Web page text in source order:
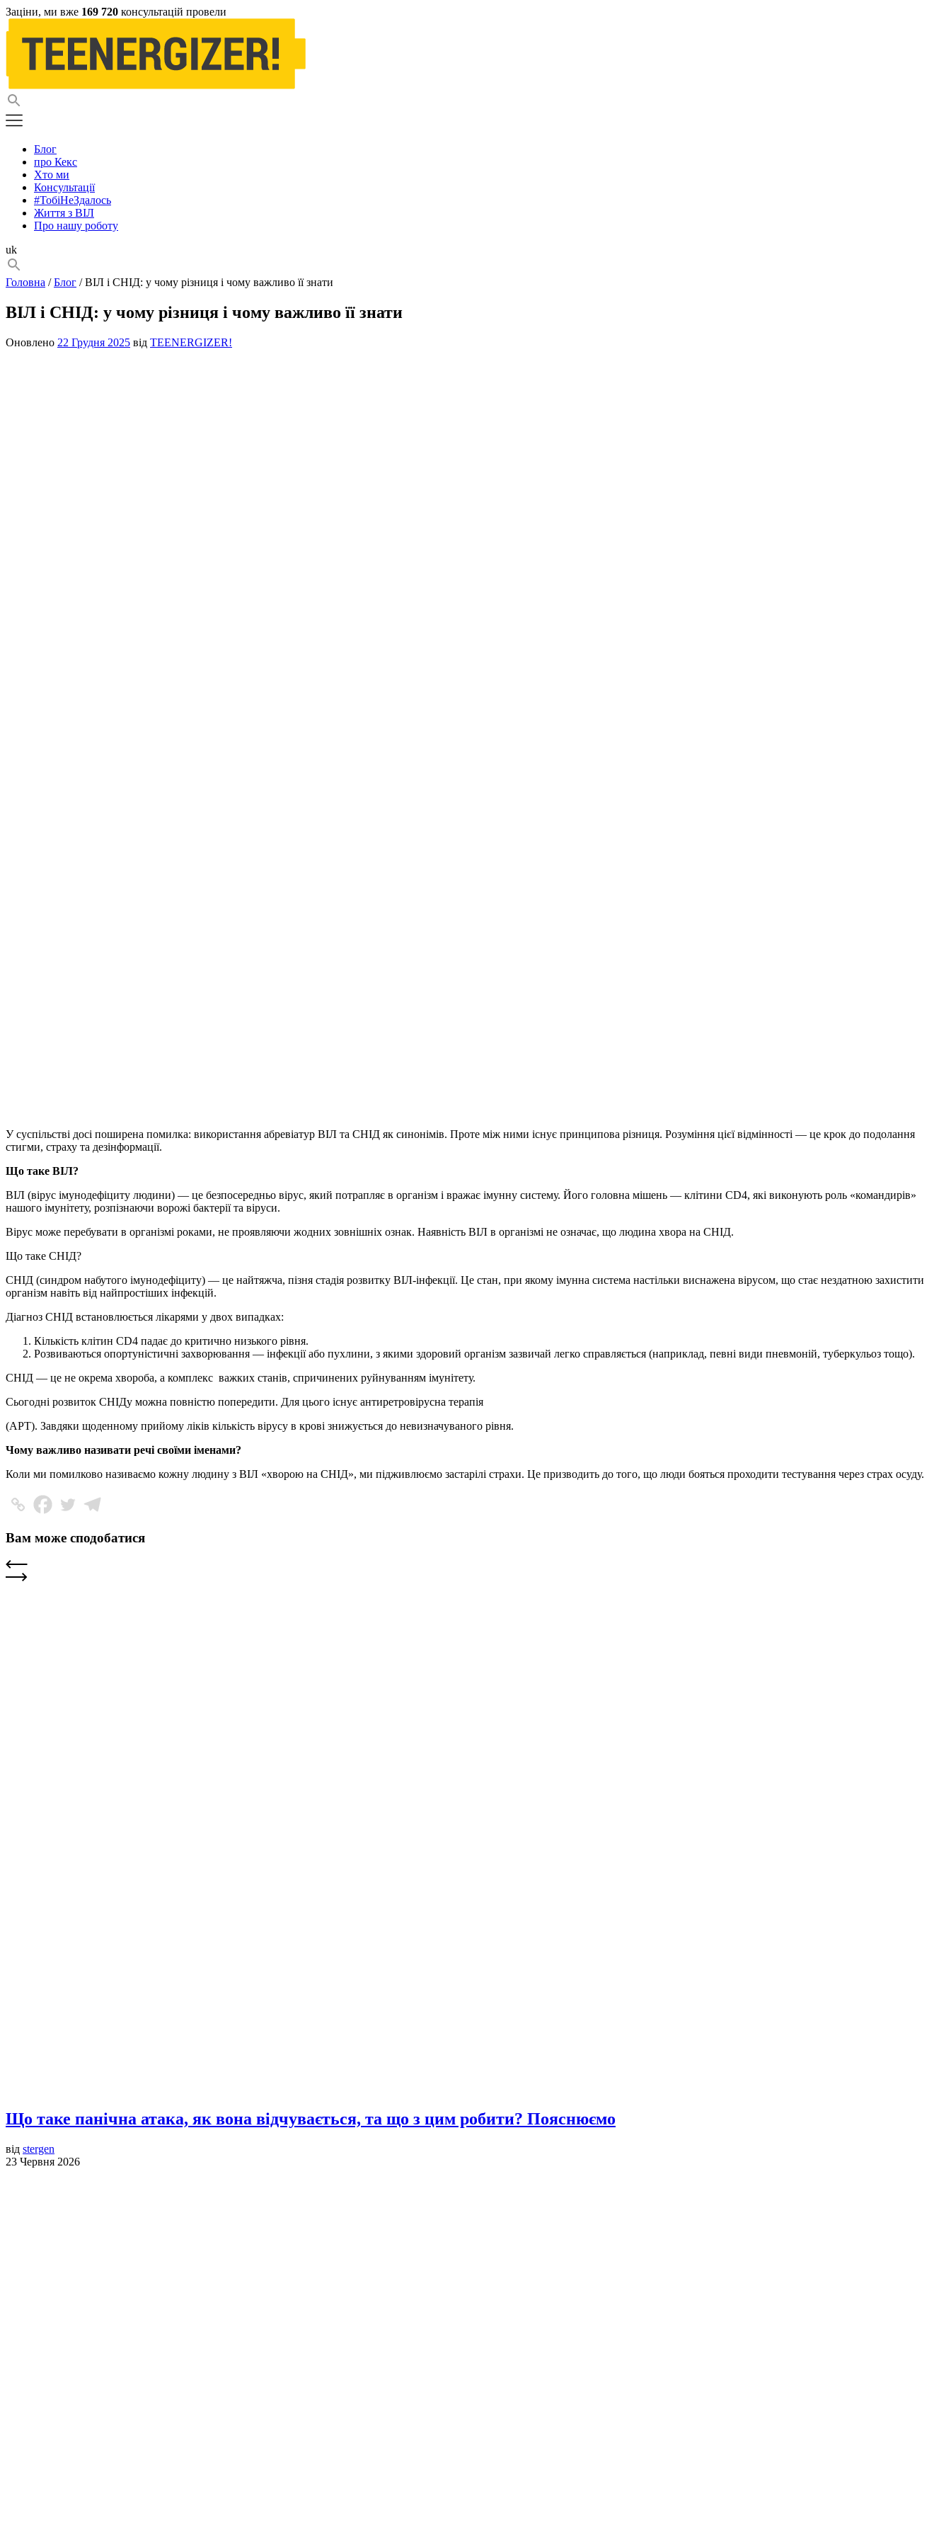
Заціни, ми вже 169 720 консультацій провели
Блог
про Кекс
Хто ми
Консультації
#ТобіНеЗдалось
Життя з ВІЛ
Про нашу роботу
uk
Головна /Блог / ВІЛ і СНІД: у чому різниця і чому важливо її знати
ВІЛ і СНІД: у чому різниця і чому важливо її знати
Оновлено 22 Грудня 2025 від TEENERGIZER!
У суспільстві досі поширена помилка: використання абревіатур ВІЛ та СНІД як синонімів. Проте між ними існує принципова різниця. Розуміння цієї відмінності — це крок до подолання
стигми, страху та дезінформації.
Що таке ВІЛ?
ВІЛ (вірус імунодефіциту людини) — це безпосередньо вірус, який потрапляє в організм і вражає імунну систему. Його головна мішень — клітини CD4, які виконують роль «командирів»
нашого імунітету, розпізнаючи ворожі бактерії та віруси.
Вірус може перебувати в організмі роками, не проявляючи жодних зовнішніх ознак. Наявність ВІЛ в організмі не означає, що людина хвора на СНІД.
Що таке СНІД?
СНІД (синдром набутого імунодефіциту) — це найтяжча, пізня стадія розвитку ВІЛ-інфекції. Це стан, при якому імунна система настільки виснажена вірусом, що стає нездатною захистити
організм навіть від найпростіших інфекцій.
Діагноз СНІД встановлюється лікарями у двох випадках:
Кількість клітин CD4 падає до критично низького рівня.
Розвиваються опортуністичні захворювання — інфекції або пухлини, з якими здоровий організм зазвичай легко справляється (наприклад, певні види пневмоній, туберкульоз тощо).
СНІД — це не окрема хвороба, а комплекс важких станів, спричинених руйнуванням імунітету.
Сьогодні розвиток СНІДу можна повністю попередити. Для цього існує антиретровірусна терапія
(АРТ). Завдяки щоденному прийому ліків кількість вірусу в крові знижується до невизначуваного рівня.
Чому важливо називати речі своїми іменами?
Коли ми помилково називаємо кожну людину з ВІЛ «хворою на СНІД», ми підживлюємо застарілі страхи. Це призводить до того, що люди бояться проходити тестування через страх осуду.
Вам може сподобатися
Що таке панічна атака, як вона відчувається, та що з цим робити? Пояснюємо
від stergen
23 Червня 2026